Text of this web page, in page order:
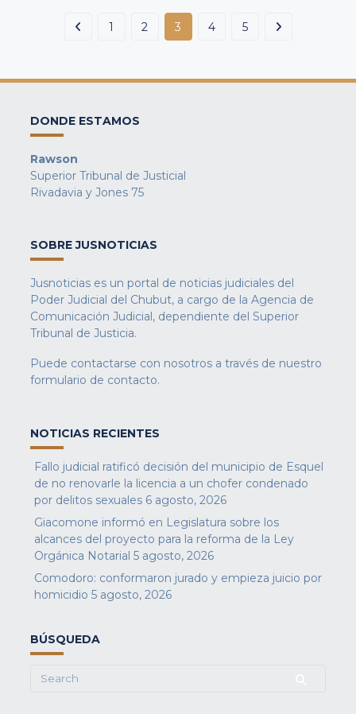
1 2 3 4 5
DONDE ESTAMOS
Rawson
Superior Tribunal de Justicial
Rivadavia y Jones 75
SOBRE JUSNOTICIAS
Jusnoticias es un portal de noticias judiciales del
Poder Judicial del Chubut, a cargo de la Agencia de
Comunicación Judicial, dependiente del Superior
Tribunal de Justicia.
Puede contactarse con nosotros a través de nuestro
formulario de contacto.
NOTICIAS RECIENTES
Fallo judicial ratificó decisión del municipio de Esquel
de no renovarle la licencia a un chofer condenado
por delitos sexuales 6 agosto, 2026
Giacomone informó en Legislatura sobre los
alcances del proyecto para la reforma de la Ley
Orgánica Notarial 5 agosto, 2026
Comodoro: conformaron jurado y empieza juicio por
homicidio 5 agosto, 2026
BÚSQUEDA
Search